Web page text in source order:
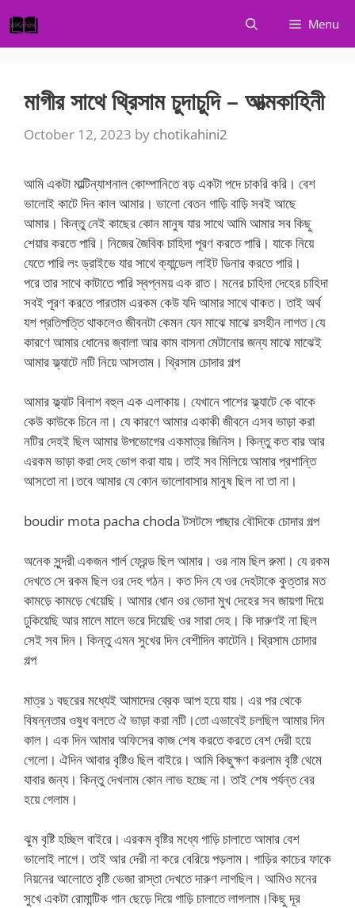
to
content
Menu
মাগীর সাথে থ্রিসাম চুদাচুদি – আত্মকাহিনী
October 12, 2023 by chotikahini2
আমি একটা মাল্টিন্যাশনাল কোম্পানিতে বড় একটা পদে চাকরি করি। বেশ
ভালোই কাটে দিন কাল আমার। ভালো বেতন গাড়ি বাড়ি সবই আছে
আমার। কিন্তু নেই কাছের কোন মানুষ যার সাথে আমি আমার সব কিছু
শেয়ার করতে পারি। নিজের জৈবিক চাহিদা পূরণ করতে পারি। যাকে নিয়ে
যেতে পারি লং ড্রাইভে যার সাথে ক্যান্ডেল লাইট ডিনার করতে পারি।
পরে তার সাথে কাটাতে পারি স্বপ্নময় এক রাত। মনের চাহিদা দেহের চাহিদা
সবই পূরণ করতে পারতাম এরকম কেউ যদি আমার সাথে থাকত। তাই অর্থ
যশ প্রতিপত্তি থাকলেও জীবনটা কেমন যেন মাঝে মাঝে রসহীন লাগত।যে
কারণে আমার ধোনের জ্বালা আর কাম বাসনা মেটানোর জন্য মাঝে মাঝেই
আমার ফ্ল্যাটে নটি নিয়ে আসতাম। থ্রিসাম চোদার গল্প
আমার ফ্ল্যাট বিলাশ বহুল এক এলাকায়। যেখানে পাশের ফ্ল্যাটে কে থাকে
কেউ কাউকে চিনে না। যে কারণে আমার একাকী জীবনে এসব ভাড়া করা
নটির দেহই ছিল আমার উপভোগের একমাত্র জিনিস। কিন্তু কত বার আর
এরকম ভাড়া করা দেহ ভোগ করা যায়। তাই সব মিলিয়ে আমার প্রশান্তি
আসতো না।তবে আমার যে কোন ভালোবাসার মানুষ ছিল না তা না।
boudir mota pacha choda টসটসে পাছার বৌদিকে চোদার গল্প
অনেক সুন্দরী একজন গার্ল ফ্রেন্ড ছিল আমার। ওর নাম ছিল রুমা। যে রকম
দেখতে সে রকম ছিল ওর দেহ গঠন। কত দিন যে ওর দেহটাকে কুত্তার মত
কামড়ে কামড়ে খেয়েছি। আমার ধোন ওর ভোদা মুখ দেহের সব জায়গা দিয়ে
ঢুকিয়েছি আর মালে মালে ভরে দিয়েছি ওর সারা দেহ। কি দারুণই না ছিল
সেই সব দিন। কিন্তু এমন সুখের দিন বেশীদিন কাটেনি। থ্রিসাম চোদার
গল্প
মাত্র ১ বছরের মধ্যেই আমাদের ব্রেক আপ হয়ে যায়। এর পর থেকে
বিষন্নতার ওষুধ বলতে ঐ ভাড়া করা নটি।তো এভাবেই চলছিল আমার দিন
কাল। এক দিন আমার অফিসের কাজ শেষ করতে করতে বেশ দেরী হয়ে
গেলো। ঐদিন আবার বৃষ্টিও ছিল বাইরে। আমি কিছুক্ষণ করলাম বৃষ্টি থেমে
যাবার জন্য। কিন্তু দেখলাম কোন লাভ হচ্ছে না। তাই শেষ পর্যন্ত বের
হয়ে গেলাম।
ঝুম বৃষ্টি হচ্ছিল বাইরে। এরকম বৃষ্টির মধ্যে গাড়ি চালাতে আমার বেশ
ভালোই লাগে। তাই আর দেরী না করে বেরিয়ে পড়লাম। গাড়ির কাচের ফাকে
নিয়নের আলোতে বৃষ্টি ভেজা রাস্তা দেখতে দারুণ লাগছিল। আমিও মনের
সুখে একটা রোমান্টিক গান ছেড়ে দিয়ে গাড়ি চালাতে লাগলাম।কিছু দূর